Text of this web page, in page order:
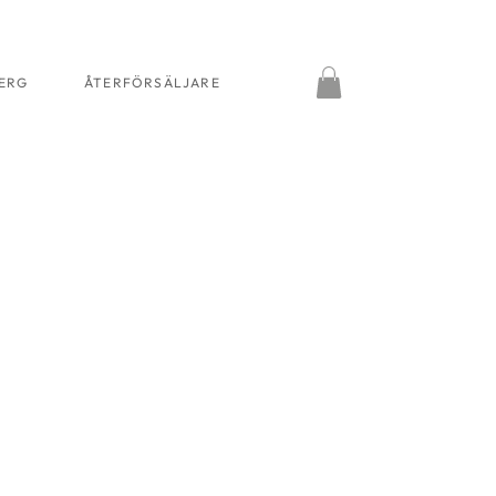
ÅTERFÖRSÄLJARE